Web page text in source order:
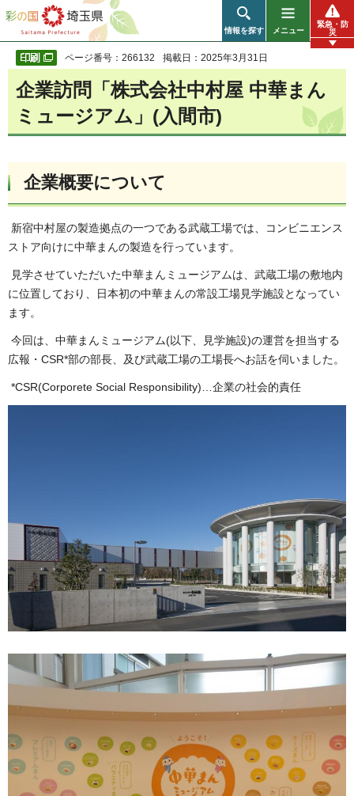
彩の国 埼玉県
情報を探す メニュー
緊急・防
災
ページ番号：266132 掲載日：2025年3月31日
企業訪問「株式会社中村屋 中華まん
ミュージアム」(入間市)
企業概要について
新宿中村屋の製造拠点の一つである武蔵工場では、コンビニエンス
ストア向けに中華まんの製造を行っています。
見学させていただいた中華まんミュージアムは、武蔵工場の敷地内
に位置しており、日本初の中華まんの常設工場見学施設となってい
ます。
今回は、中華まんミュージアム(以下、見学施設)の運営を担当する
広報・CSR*部の部長、及び武蔵工場の工場長へお話を伺いました。
*CSR(Corporete Social Responsibility)…企業の社会的責任